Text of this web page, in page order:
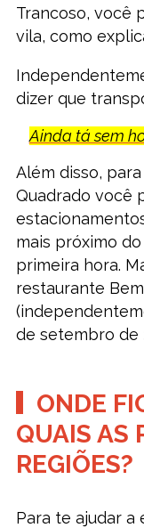
Trancoso, você
vila, como
dizer que
Ainda tá sem
Além disso, para
Quadrado você
mais próximo
primeira hora.
restaurante
de setembro de
ONDE
QUAIS AS
REGIÕES?
Para te ajudar a